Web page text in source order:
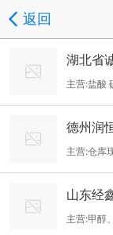
返回
湖北省
主营:盐酸
甲醇 双氧
德州润
主营:仓库
、辛醇、
F、三甲基
山东经
主营:甲醇